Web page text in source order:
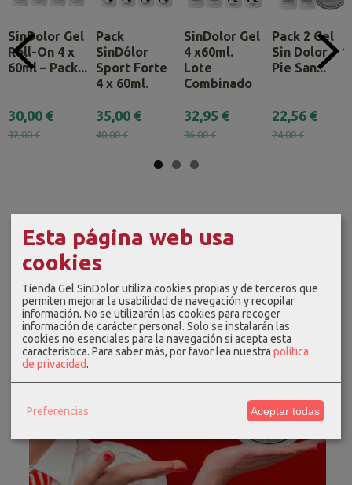
SínDolor Gel
Roll-On 4 x
60ml – Pack...
30,00 €
32,00 €
Pack
SinDólor
Sport Forte
4 x 60ml.
35,00 €
40,00 €
SinDolor Gel
4 x60ml.
Lote
Combinado
32,95 €
36,00 €
Pack 2 Gel
Sin Dolor + 1
Pie San...
22,56 €
24,00 €
Esta página web usa
cookies
Tienda Gel SinDolor utiliza cookies propias y de terceros que
permiten mejorar la usabilidad de navegación y recopilar
información. No se utilizarán las cookies para recoger
información de carácter personal. Solo se instalarán las
cookies no esenciales para la navegación si acepta esta
característica. Para saber más, por favor lea nuestra política
de privacidad.
Preferencias Aceptar todas